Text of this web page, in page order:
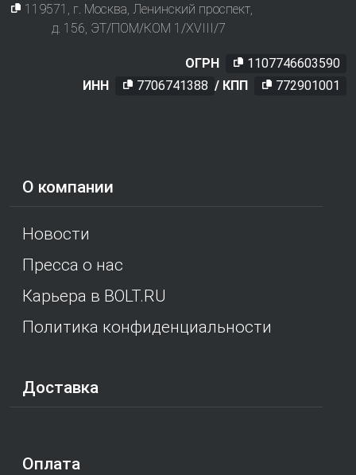
О компании
Новости
Пресса о нас
Карьера в BOLT.RU
Политика конфиденциальности
Доставка
Оплата
119571
, г. Москва Ленинский проспект,
д. 156, ЭТ/ПОМ/КОМ 1/XVIII/7
ОГРН
1107746603590
ИНН
7706741388 / КПП 772901001